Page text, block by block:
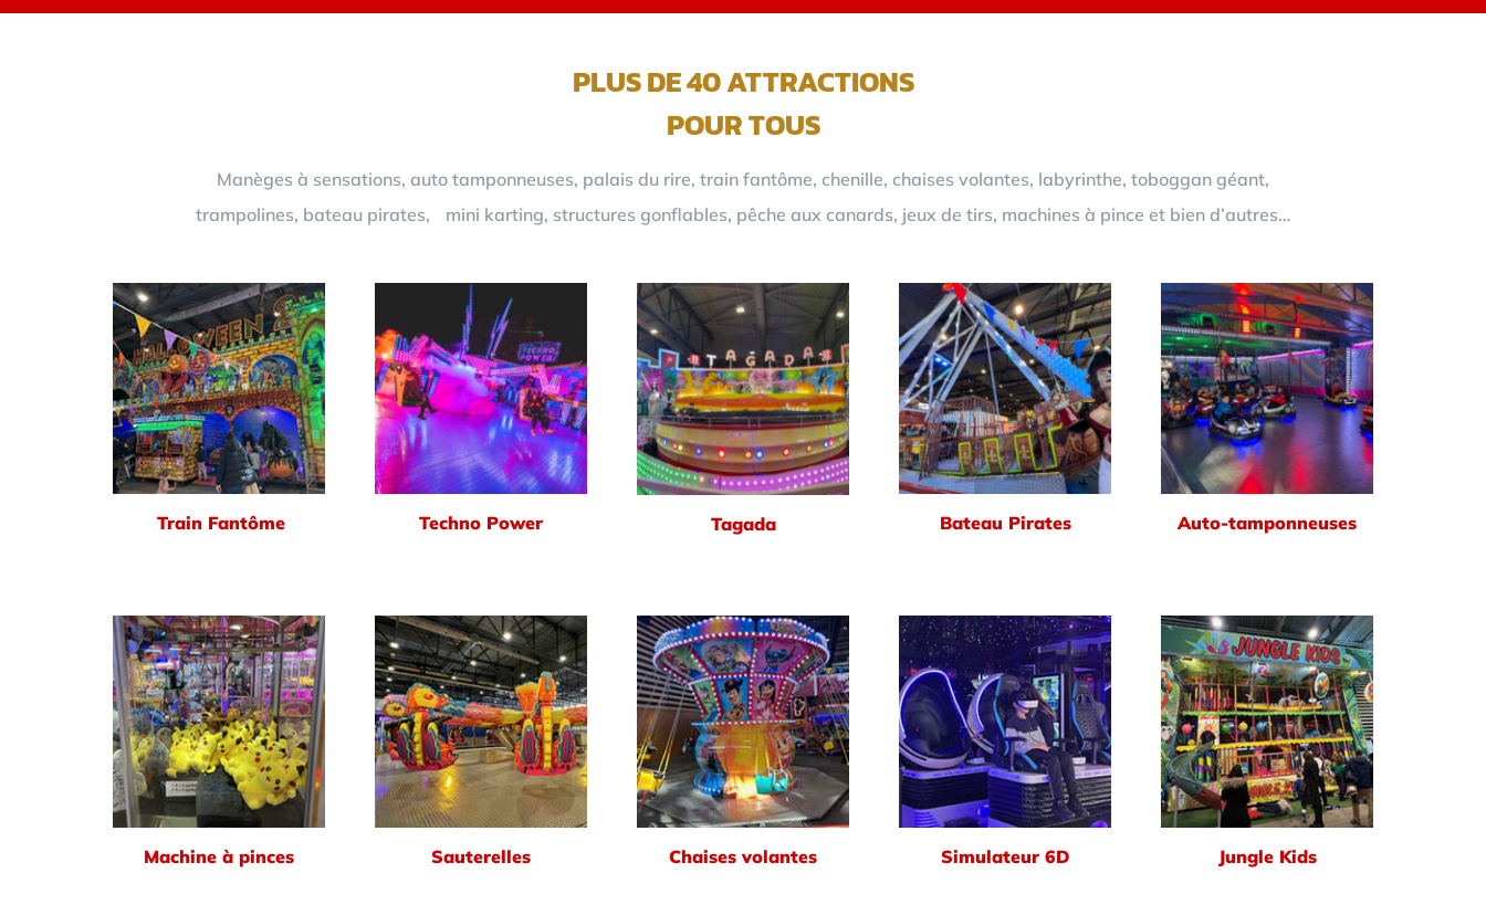
PLUS DE 40 ATTRACTIONS
POUR TOUS
Manèges à sensations, auto tamponneuses, palais du rire, train fantôme, chenille, chaises volantes, labyrinthe, toboggan géant,
trampolines, bateau pirates, mini karting, structures gonflables, pêche aux canards, jeux de tirs, machines à pince et bien d’autres…
Train Fantôme Techno Power Tagada Bateau Pirates Auto-tamponneuses
Machine à pinces Sauterelles Chaises volantes Simulateur 6D Jungle Kids